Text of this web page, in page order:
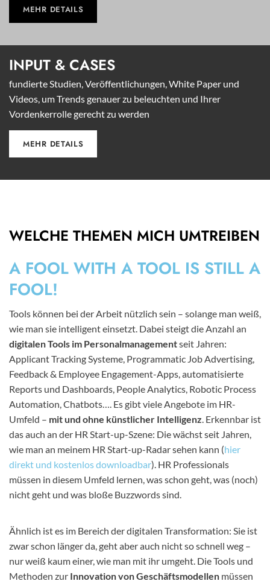
MEHR DETAILS
INPUT & CASES
fundierte Studien, Veröffentlichungen, White Paper und
Videos, um Trends genauer zu beleuchten und Ihrer
Vordenkerrolle gerecht zu werden
MEHR DETAILS
WELCHE THEMEN MICH UMTREIBEN
A FOOL WITH A TOOL IS STILL A
FOOL!
Tools können bei der Arbeit nützlich sein – solange man weiß,
wie man sie intelligent einsetzt. Dabei steigt die Anzahl an
digitalen Tools im Personalmanagementseit Jahren:
Applicant Tracking Systeme, Programmatic Job Advertising,
Feedback & Employee Engagement-Apps, automatisierte
Reports und Dashboards, People Analytics, Robotic Process
Automation, Chatbots…. Es gibt viele Angebote im HR-
Umfeld – mit und ohne künstlicher Intelligenz. Erkennbar ist
das auch an der HR Start-up-Szene: Die wächst seit Jahren,
wie man an meinem HR Start-up-Radar sehen kann (hier
direkt und kostenlos downloadbar). HR Professionals
müssen in diesem Umfeld lernen, was schon geht, was (noch)
nicht geht und was bloße Buzzwords sind.
Ähnlich ist es im Bereich der digitalen Transformation: Sie ist
zwar schon länger da, geht aber auch nicht so schnell weg –
nur weiß kaum einer, wie man mit ihr umgeht. Die Tools und
Methoden zur Innovation von Geschäftsmodellen müssen